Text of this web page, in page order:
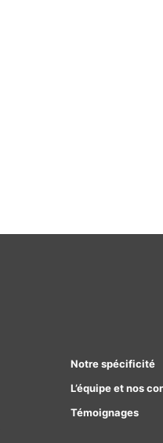
Notre spécificité
L’équipe et nos
Témoignages